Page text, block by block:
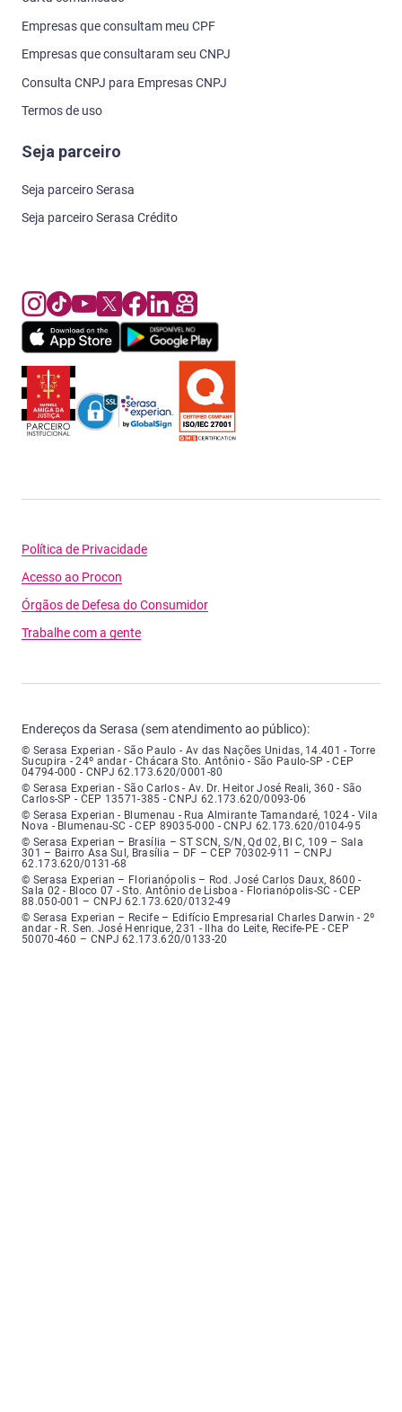
Empresas que consultam meu CPF
Empresas que consultaram seu CNPJ
Consulta CNPJ para Empresas CNPJ
Termos de uso
Seja parceiro
Seja parceiro Serasa
Seja parceiro Serasa Crédito
Política de Privacidade
Acesso ao Procon
Órgãos de Defesa do Consumidor
Trabalhe com a gente
Endereços da Serasa (sem atendimento ao público):
Serasa Experian - São Paulo - Endereço: Avenida das Nações Unidas,
© Serasa Experian - São Paulo - Av das Nações Unidas, 14.401 - Torre
Sucupira - 24º andar - Chácara Sto. Antônio - São Paulo-SP - CEP
04794-000 - CNPJ 62.173.620/0001-80
Serasa Experian - São Carlos - Endereço: Avenida Doutor Heitor José
© Serasa Experian - São Carlos - Av. Dr. Heitor José Reali, 360 - São
Carlos-SP - CEP 13571-385 - CNPJ 62.173.620/0093-06
Serasa Experian - Blumenau - Endereço: Rua Almirante Tamandaré,
© Serasa Experian - Blumenau - Rua Almirante Tamandaré, 1024 - Vila
Nova - Blumenau-SC - CEP 89035-000 - CNPJ 62.173.620/0104-95
Serasa Experian - Brasília, Endereço: Setor Comercial Norte, sem
© Serasa Experian – Brasília – ST SCN, S/N, Qd 02, Bl C, 109 – Sala
301 – Bairro Asa Sul, Brasília – DF – CEP 70302-911 – CNPJ
62.173.620/0131-68
Serasa Experian - Florianópolis, Endereço: Rodovia José Carlos, número
© Serasa Experian – Florianópolis – Rod. José Carlos Daux, 8600 -
Sala 02 - Bloco 07 - Sto. Antônio de Lisboa - Florianópolis-SC - CEP
88.050-001 – CNPJ 62.173.620/0132-49
Serasa Experian - Recife, Endereço: Edifício Empresarial Charles Darwin,
© Serasa Experian – Recife – Edifício Empresarial Charles Darwin - 2º
andar - R. Sen. José Henrique, 231 - Ilha do Leite, Recife-PE - CEP
50070-460 – CNPJ 62.173.620/0133-20